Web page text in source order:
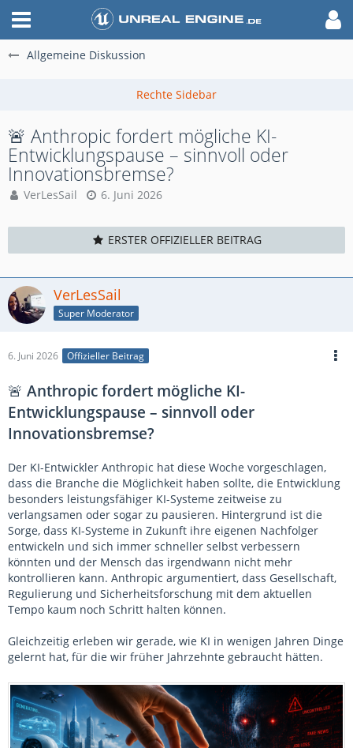
Allgemeine Diskussion
🚨 Anthropic fordert mögliche KI-
Entwicklungspause – sinnvoll oder
Innovationsbremse?
VerLesSail 6. Juni 2026
ERSTER OFFIZIELLER BEITRAG
VerLesSail
Super Moderator
6. Juni 2026 Offizieller Beitrag
🚨 Anthropic fordert mögliche KI-
Entwicklungspause – sinnvoll oder
Innovationsbremse?
Der KI-Entwickler Anthropic hat diese Woche vorgeschlagen,
dass die Branche die Möglichkeit haben sollte, die Entwicklung
besonders leistungsfähiger KI-Systeme zeitweise zu
verlangsamen oder sogar zu pausieren. Hintergrund ist die
Sorge, dass KI-Systeme in Zukunft ihre eigenen Nachfolger
entwickeln und sich immer schneller selbst verbessern
könnten und der Mensch das irgendwann nicht mehr
kontrollieren kann. Anthropic argumentiert, dass Gesellschaft,
Regulierung und Sicherheitsforschung mit dem aktuellen
Tempo kaum noch Schritt halten können.
Gleichzeitig erleben wir gerade, wie KI in wenigen Jahren Dinge
gelernt hat, für die wir früher Jahrzehnte gebraucht hätten.